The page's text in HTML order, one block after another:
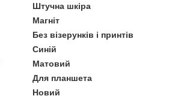
Штучна шкіра
Магніт
Без візерунків і принтів
Синій
Матовий
Для планшета
Новий